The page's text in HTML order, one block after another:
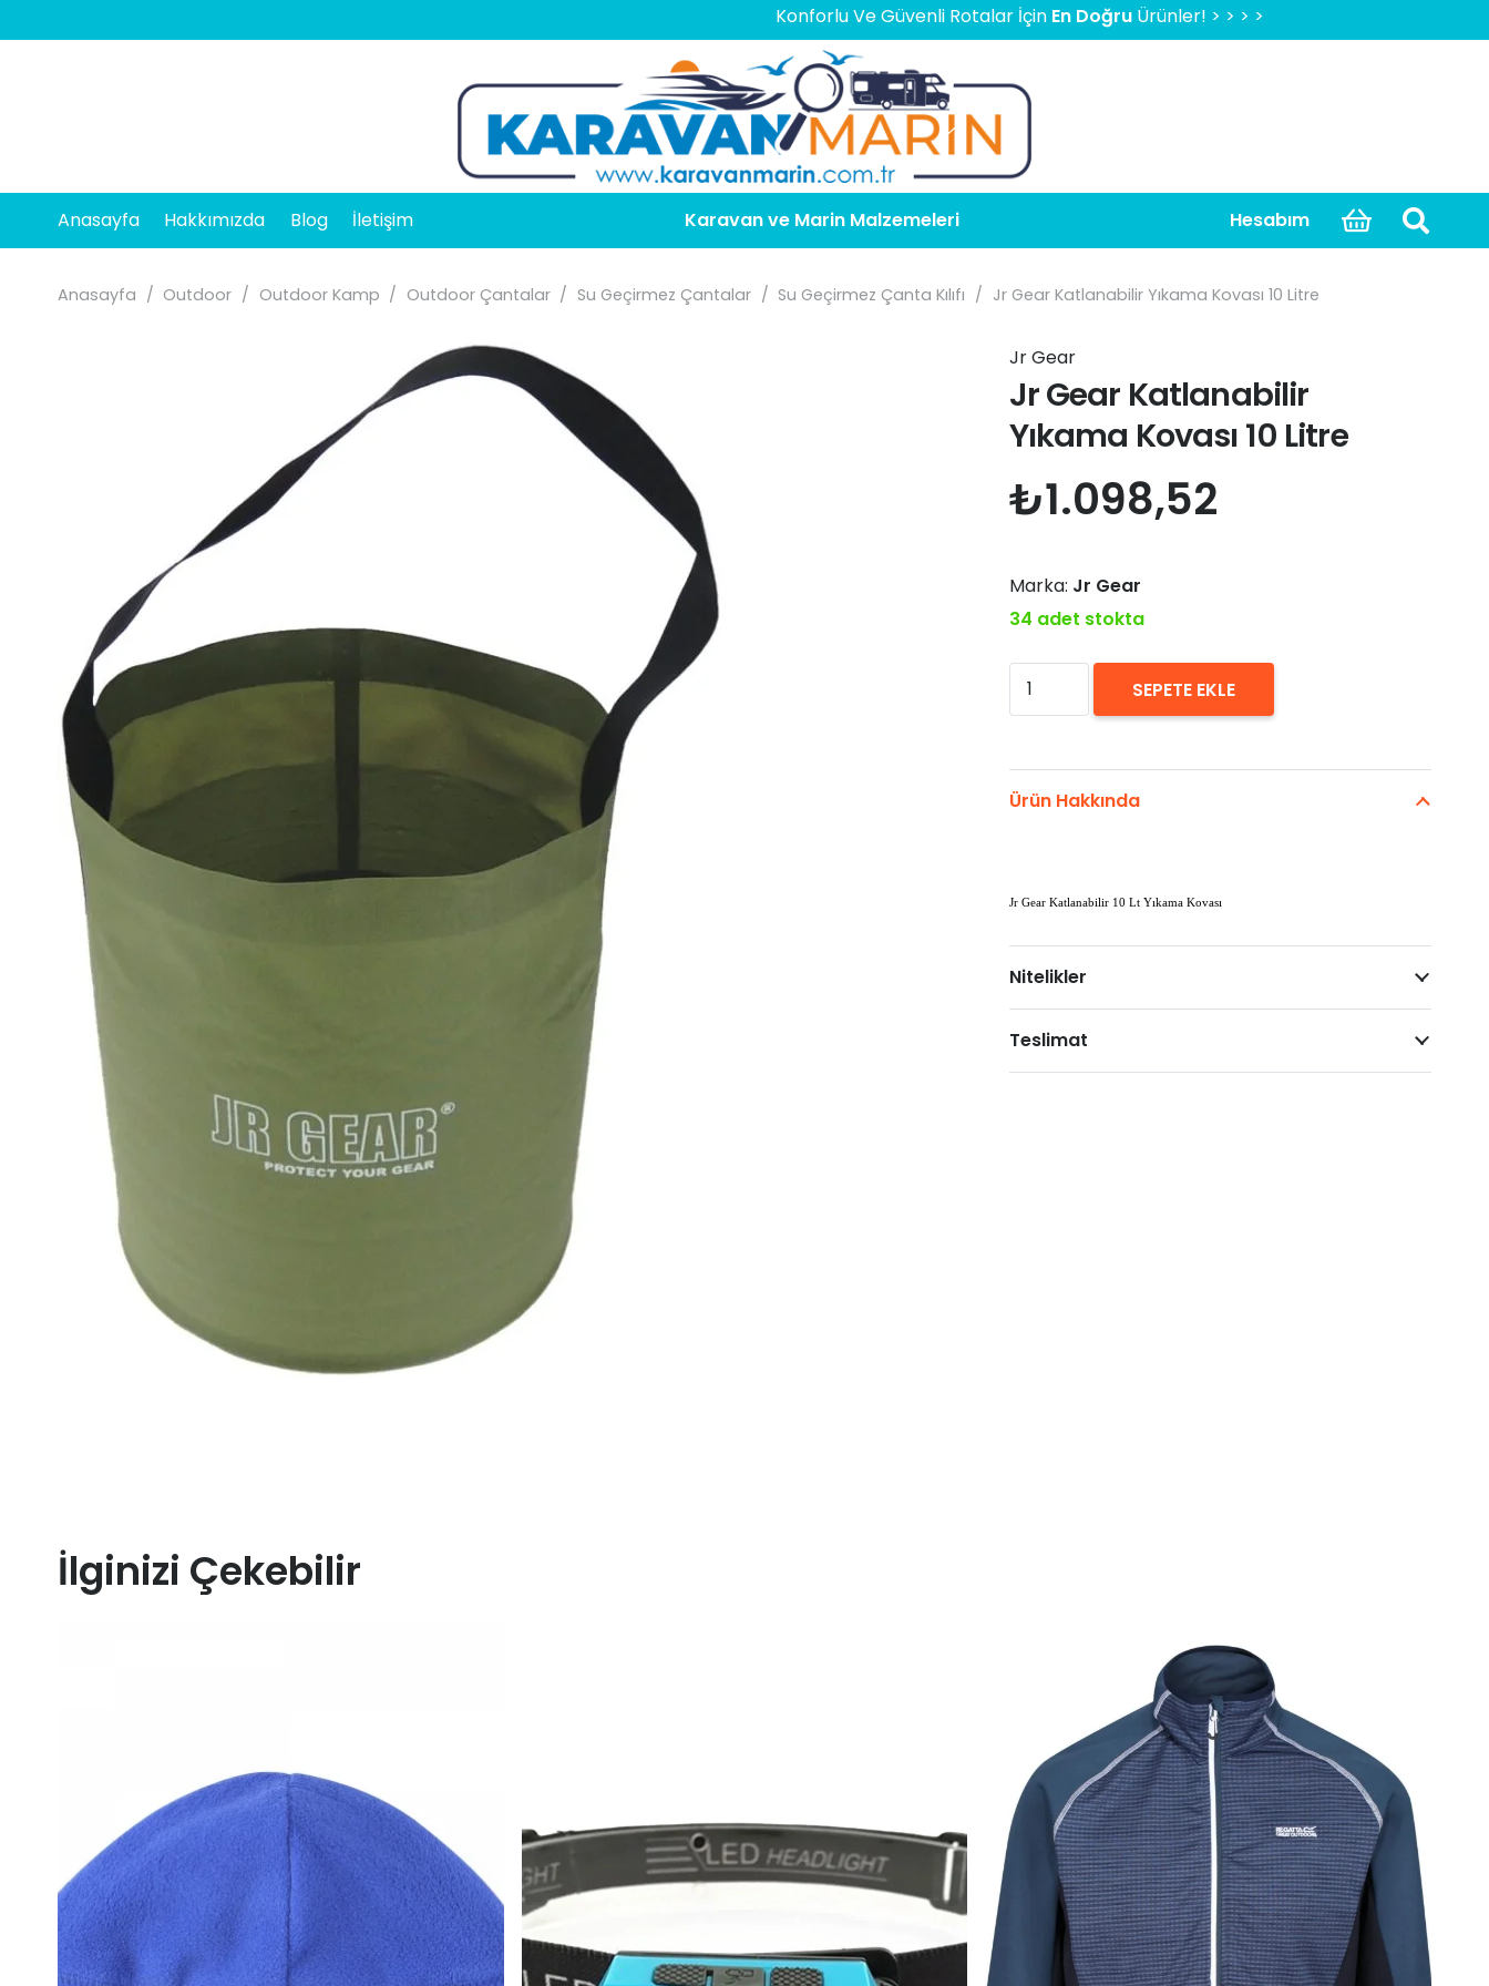
Konforlu Ve Güvenli Rotalar İçinEn DoğruÜrünler! > > > > > 2000 TL Üzeri Ücretsiz Kargo,
Anasayfa Hakkımızda Blog İletişim Karavan ve Marin Malzemeleri Hesabım
Anasayfa / Outdoor / Outdoor Kamp / Outdoor Çantalar / Su Geçirmez Çantalar / Su Geçirmez Çanta Kılıfı / Jr Gear Katlanabilir Yıkama Kovası 10 Litre
Jr Gear
Jr Gear Katlanabilir
Yıkama Kovası 10 Litre
₺1.098,52
Marka: Jr Gear
34 adet stokta
Gear
Yıkama
Kovası
adet
SEPETE EKLE
Ürün Hakkında
Jr Gear Katlanabilir 10 Lt Yıkama Kovası
Nitelikler
Teslimat
İlginizi Çekebilir